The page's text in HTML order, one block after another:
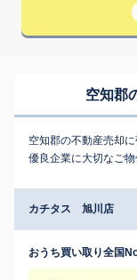
空知郡
空知郡の不動産売却
優良企業に大切なご
カチタス 旭川店
おうち買い取り全国